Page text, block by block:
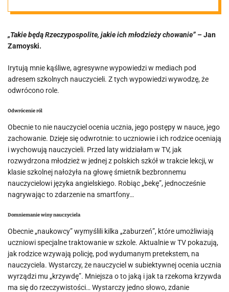
„Takie będą Rzeczypospolite, jakie ich młodzieży chowanie” –Jan
Zamoyski.
Irytują mnie kąśliwe, agresywne wypowiedzi w mediach pod
adresem szkolnych nauczycieli. Z tych wypowiedzi wywodzę, że
odwrócono role.
Odwrócenie ról
Obecnie to nie nauczyciel ocenia ucznia, jego postępy w nauce, jego
zachowanie. Dzieje się odwrotnie: to uczniowie i ich rodzice oceniają
i wychowują nauczycieli. Przed laty widziałam w TV, jak
rozwydrzona młodzież w jednej z polskich szkół w trakcie lekcji, w
klasie szkolnej nałożyła na głowę śmietnik bezbronnemu
nauczycielowi języka angielskiego. Robiąc „bekę”, jednocześnie
nagrywając to zdarzenie na smartfony…
Domniemanie winy nauczyciela
Obecnie „naukowcy” wymyślili kilka „zaburzeń”, które umożliwiają
uczniowi specjalne traktowanie w szkole. Aktualnie w TV pokazują,
jak rodzice wzywają policję, pod wydumanym pretekstem, na
nauczyciela. Wystarczy, że nauczyciel w subiektywnej ocenia ucznia
wyrządzi mu „krzywdę”. Mniejsza o to jaką i jak ta rzekoma krzywda
ma się do rzeczywistości… Wystarczy jedno słowo, zdanie